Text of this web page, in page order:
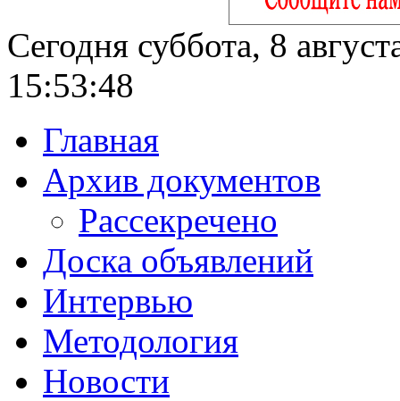
Сегодня суббота, 8
15:53:49
Главная
Архив документов
Рассекречено
Доска объявлений
Интервью
Методология
Новости